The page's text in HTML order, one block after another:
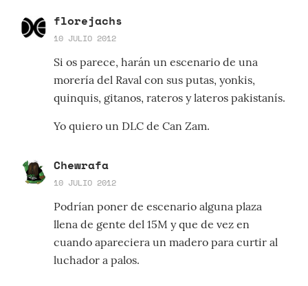
florejachs
10 JULIO 2012
Si os parece, harán un escenario de una
morería del Raval con sus putas, yonkis,
quinquis, gitanos, rateros y lateros pakistanís.
Yo quiero un DLC de Can Zam.
Chewrafa
10 JULIO 2012
Podrían poner de escenario alguna plaza
llena de gente del 15M y que de vez en
cuando apareciera un madero para curtir al
luchador a palos.